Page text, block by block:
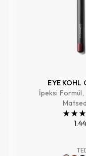
EYE KOHL
İpeksi